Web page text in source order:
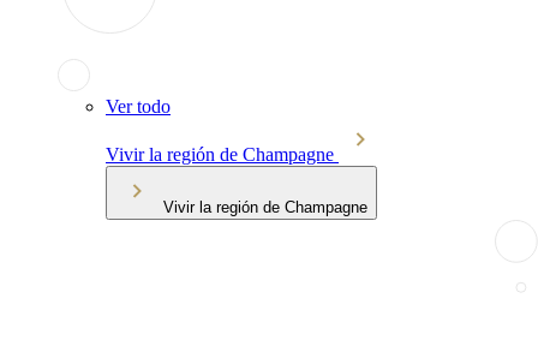
Ver todo
Vivir la región de Champagne
Vivir la región de Champagne